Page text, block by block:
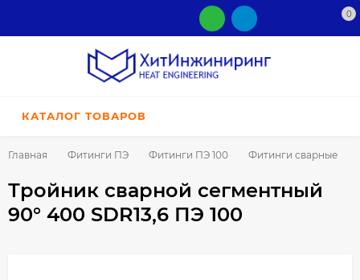
0
КАТАЛОГ ТОВАРОВ
Главная Фитинги ПЭ Фитинги ПЭ 100 Фитинги сварные
Тройник сварной сегментный
90° 400 SDR13,6 ПЭ 100